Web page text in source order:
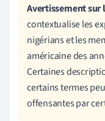
Avertissement sur
contextualise les
nigérians et les
américaine des
Certaines
certains termes
offensantes par